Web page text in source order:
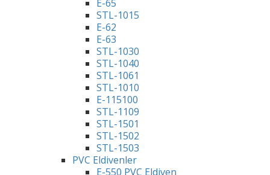
E-65
STL-1015
E-62
E-63
STL-1030
STL-1040
STL-1061
STL-1010
E-115100
STL-1109
STL-1501
STL-1502
STL-1503
PVC Eldivenler
E-550 PVC Eldiven